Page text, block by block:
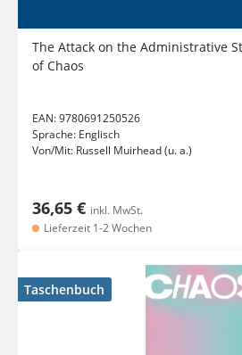
The Attack on the Administrative
of Chaos
EAN:9780691250526
Sprache: Englisch
Von/Mit: Russell Muirhead (u. a.)
36,65 € inkl. MwSt.
Lieferzeit 1-2 Wochen
Taschenbuch